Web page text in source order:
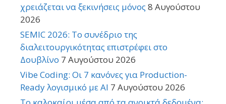
χρειάζεται να ξεκινήσεις μόνος 8 Αυγούστου
2026
SEMIC 2026: Το συνέδριο της
διαλειτουργικότητας επιστρέφει στο
Δουβλίνο 7 Αυγούστου 2026
Vibe Coding: Οι 7 κανόνες για Production-
Ready λογισμικό με AI 7 Αυγούστου 2026